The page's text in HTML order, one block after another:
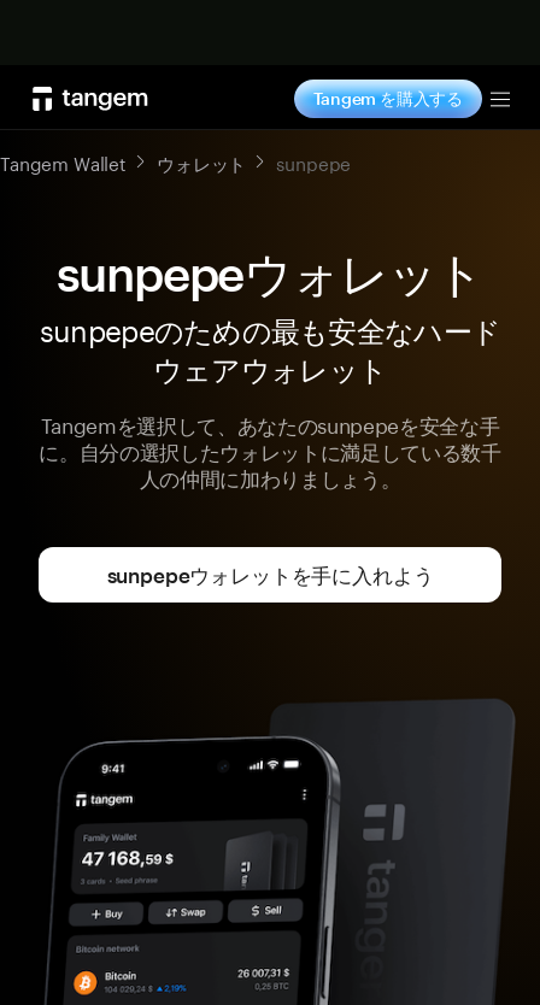
Tangem を購入する
Tangem Wallet ウォレット sunpepe
sunpepeウォレット
sunpepeのための最も安全なハード
ウェアウォレット
Tangemを選択して、あなたのsunpepeを安全な手
に。自分の選択したウォレットに満足している数千
人の仲間に加わりましょう。
sunpepeウォレットを手に入れよう